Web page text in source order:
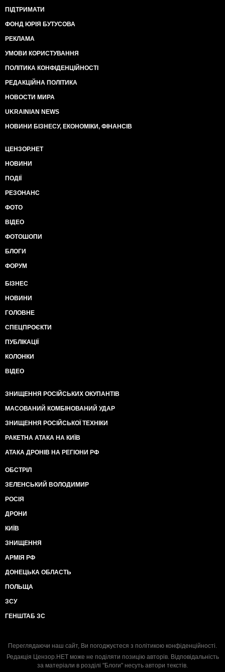
ПІДТРИМАТИ
ФОНД ЮРІЯ БУТУСОВА
РЕКЛАМА
УМОВИ КОРИСТУВАННЯ
ПОЛІТИКА КОНФІДЕНЦІЙНОСТІ
РЕДАКЦІЙНА ПОЛІТИКА
НОВОСТИ МИРА
UKRAINIAN NEWS
НОВИНИ БІЗНЕСУ, ЕКОНОМІКИ, ФІНАНСІВ
ЦЕНЗОР.НЕТ
НОВИНИ
ПОДІЇ
РЕЗОНАНС
ФОТО
ВІДЕО
ФОТОШОПИ
БЛОГИ
ФОРУМ
БІЗНЕС
НОВИНИ
ГОЛОВНЕ
СПЕЦПРОЄКТИ
ПУБЛІКАЦІЇ
КОЛОНКИ
ВІДЕО
ЗНИЩЕННЯ РОСІЙСЬКИХ ОКУПАНТІВ
МАСОВАНИЙ КОМБІНОВАНИЙ УДАР
ЗНИЩЕННЯ РОСІЙСЬКОЇ ТЕХНІКИ
РАКЕТНА АТАКА НА КИЇВ
АТАКА ДРОНІВ НА РЕГІОНИ РФ
ОБСТРІЛ
ЗЕЛЕНСЬКИЙ ВОЛОДИМИР
РОСІЯ
ДРОНИ
КИЇВ
ЗНИЩЕННЯ
АРМІЯ РФ
ДОНЕЦЬКА ОБЛАСТЬ
ПОЛЬЩА
ЗСУ
ГЕНШТАБ ЗС
Переглядаючи наш сайт, Ви погоджуєтеся з політикою конфіденційності.
Редакція Цензор.НЕТ може не поділяти позицію авторів. Відповідальність
за матеріали в розділі "Блоги" несуть автори текстів.